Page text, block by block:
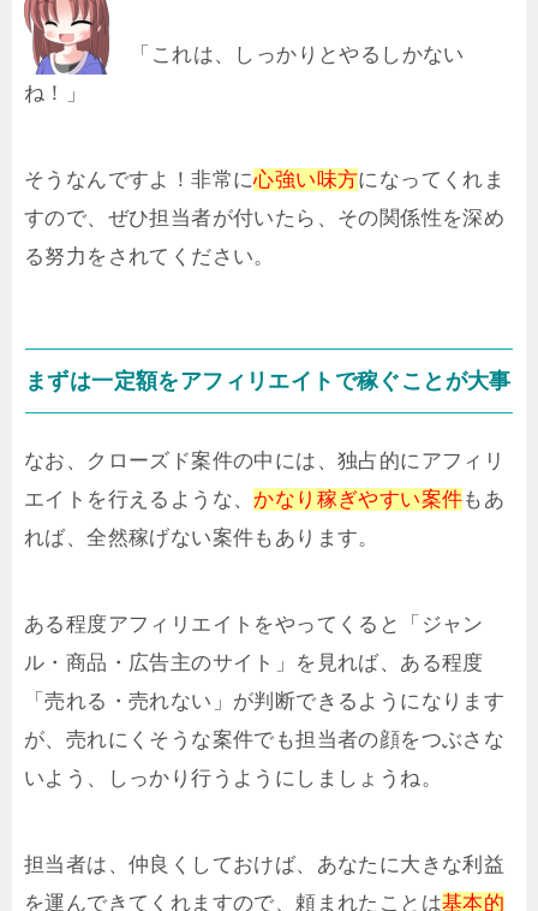
「これは、しっかりとやるしかない
ね！」
そうなんですよ！非常に心強い味方になってくれま
すので、ぜひ担当者が付いたら、その関係性を深め
る努力をされてください。
まずは一定額をアフィリエイトで稼ぐことが大事
なお、クローズド案件の中には、独占的にアフィリ
エイトを行えるような、 かなり稼ぎやすい案件もあ
れば、全然稼げない案件もあります。
ある程度アフィリエイトをやってくると「ジャン
ル・商品・広告主のサイト」を見れば、ある程度
「売れる・売れない」が判断できるようになります
が、売れにくそうな案件でも担当者の顔をつぶさな
いよう、しっかり行うようにしましょうね。
担当者は、仲良くしておけば、あなたに大きな利益
を運んできてくれますので、頼まれたことは基本的